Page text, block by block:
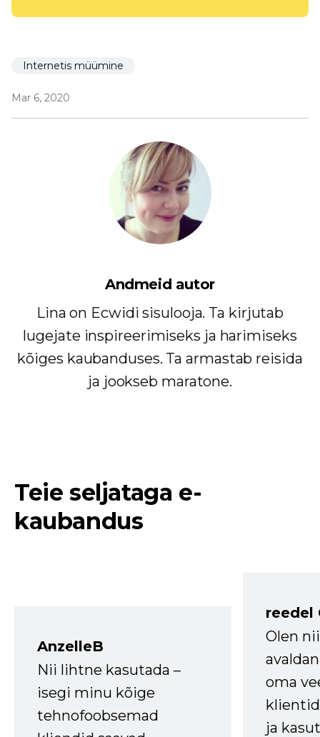
Internetis müümine
Mar 6, 2020
Andmeid autor
Lina on Ecwidi sisulooja. Ta kirjutab
lugejate inspireerimiseks ja harimiseks
kõiges kaubanduses. Ta armastab reisida
ja jookseb maratone.
Teie seljataga e-
kaubandus
AnzelleB
Nii lihtne kasutada –
isegi minu kõige
tehnofoobsemad
reedel
Olen
oma
ja